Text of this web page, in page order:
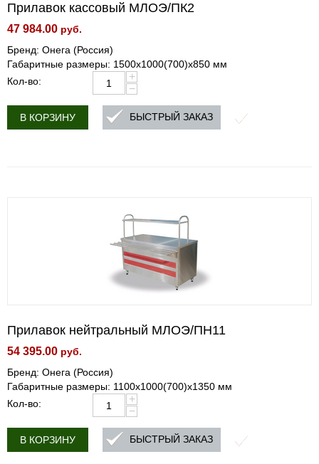
Прилавок кассовый МЛОЭ/ПК2
47 984.00 руб.
Бренд: Онега (Россия)
Габаритные размеры: 1500х1000(700)х850 мм
Кол-во:
+
−
В КОРЗИНУ БЫСТРЫЙ ЗАКАЗ
Прилавок нейтральный МЛОЭ/ПН11
54 395.00 руб.
Бренд: Онега (Россия)
Габаритные размеры: 1100х1000(700)х1350 мм
Кол-во:
+
−
В КОРЗИНУ БЫСТРЫЙ ЗАКАЗ